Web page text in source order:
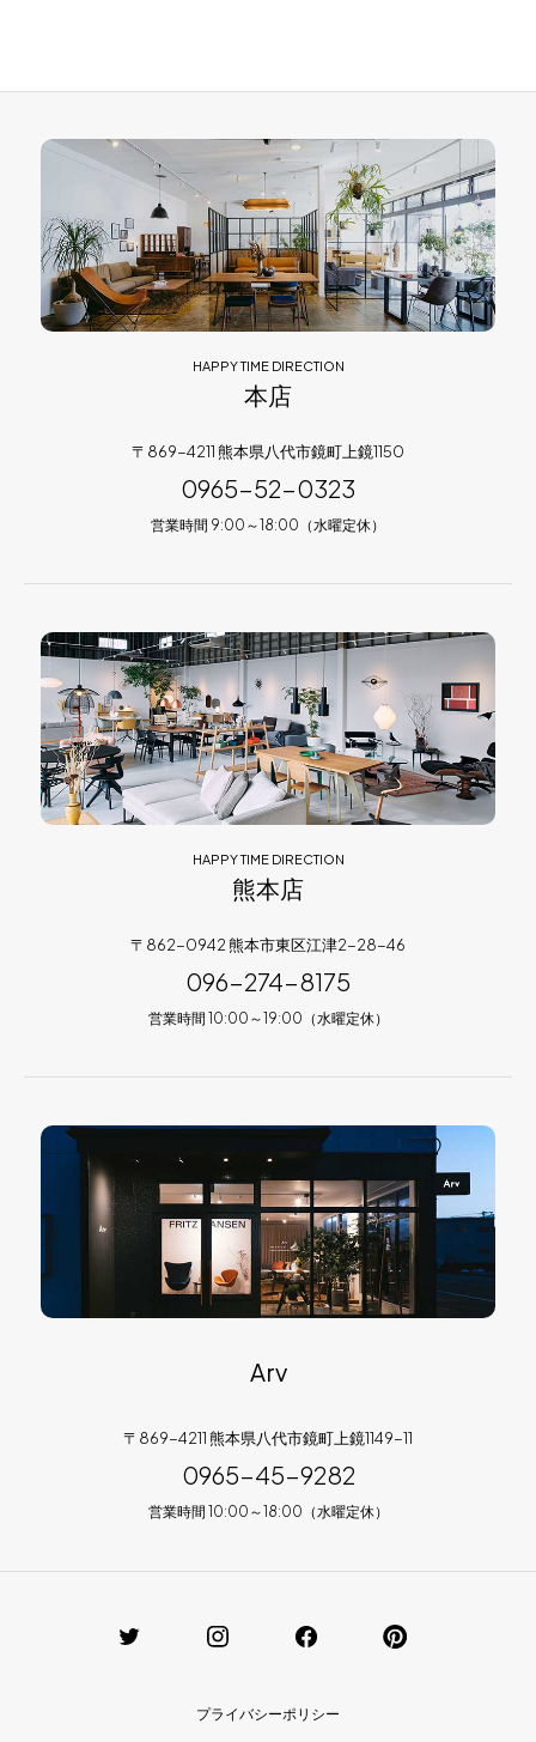
HAPPY TIME DIRECTION
本店
〒869-4211 熊本県八代市鏡町上鏡1150
0965-52-0323
営業時間 9:00～18:00（水曜定休）
HAPPY TIME DIRECTION
熊本店
〒862-0942 熊本市東区江津2-28-46
096-274-8175
営業時間 10:00～19:00（水曜定休）
Arv
〒869-4211 熊本県八代市鏡町上鏡1149-11
0965-45-9282
営業時間 10:00～18:00（水曜定休）
プライバシーポリシー